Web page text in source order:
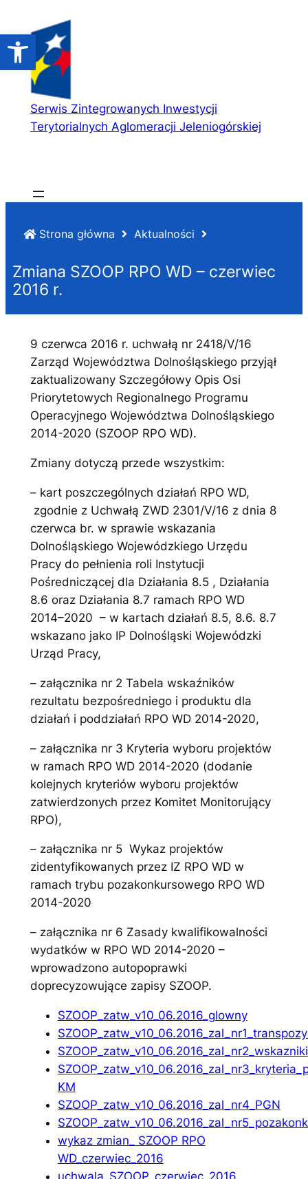
Open toolbar
do
treści
Serwis Zintegrowanych Inwestycji
Terytorialnych Aglomeracji Jeleniogórskiej
Strona główna Aktualności
Zmiana SZOOP RPO WD – czerwiec
2016 r.
9 czerwca 2016 r. uchwałą nr 2418/V/16
Zarząd Województwa Dolnośląskiego przyjął
zaktualizowany Szczegółowy Opis Osi
Priorytetowych Regionalnego Programu
Operacyjnego Województwa Dolnośląskiego
2014-2020 (SZOOP RPO WD).
Zmiany dotyczą przede wszystkim:
– kart poszczególnych działań RPO WD,
zgodnie z Uchwałą ZWD 2301/V/16 z dnia 8
czerwca br. w sprawie wskazania
Dolnośląskiego Wojewódzkiego Urzędu
Pracy do pełnienia roli Instytucji
Pośredniczącej dla Działania 8.5 , Działania
8.6 oraz Działania 8.7 ramach RPO WD
2014–2020 – w kartach działań 8.5, 8.6. 8.7
wskazano jako IP Dolnośląski Wojewódzki
Urząd Pracy,
– załącznika nr 2 Tabela wskaźników
rezultatu bezpośredniego i produktu dla
działań i poddziałań RPO WD 2014-2020,
– załącznika nr 3 Kryteria wyboru projektów
w ramach RPO WD 2014-2020 (dodanie
kolejnych kryteriów wyboru projektów
zatwierdzonych przez Komitet Monitorujący
RPO),
– załącznika nr 5 Wykaz projektów
zidentyfikowanych przez IZ RPO WD w
ramach trybu pozakonkursowego RPO WD
2014-2020
– załącznika nr 6 Zasady kwalifikowalności
wydatków w RPO WD 2014-2020 –
wprowadzono autopoprawki
doprecyzowujące zapisy SZOOP.
SZOOP_zatw_v10_06.2016_glowny
SZOOP_zatw_v10_06.2016_zal_nr2_wskazniki
KM
SZOOP_zatw_v10_06.2016_zal_nr4_PGN
wykaz zmian_ SZOOP RPO
WD_czerwiec_2016
uchwala_SZOOP_czerwiec_2016